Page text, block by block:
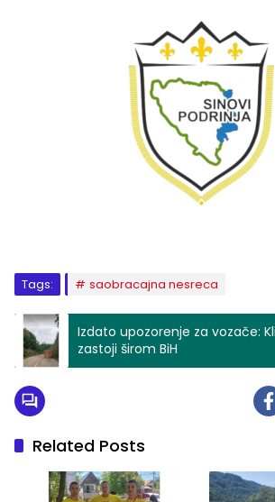
Tags: saobracajna nesreca
Izdato upozorenje za vozače:
zastoji širom BiH
Related Posts